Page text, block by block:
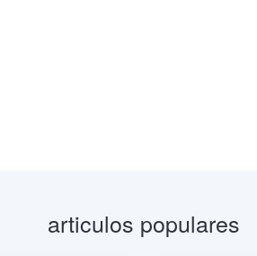
articulos populares